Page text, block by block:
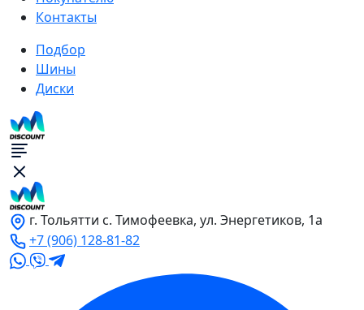
Контакты
Подбор
Шины
Диски
г. Тольятти с. Тимофеевка, ул. Энергетиков, 1а
+7 (906) 128-81-82